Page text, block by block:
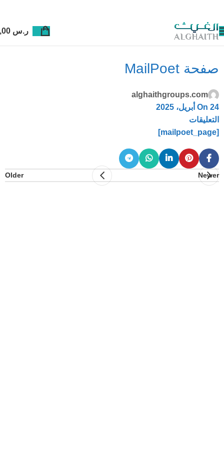
ر.س
صفحة MailPoet
alghaithgroups.com
On 24 أبريل، 2025
التعليقات
[mailpoet_page]
Newer
Older